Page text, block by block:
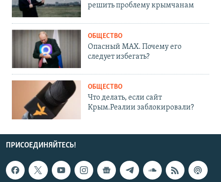
решить проблему крымчанам
ОБЩЕСТВО
Опасный MAX. Почему его
следует избегать?
ОБЩЕСТВО
Что делать, если сайт
Крым.Реалии заблокировали?
ПРИСОЕДИНЯЙТЕСЬ!